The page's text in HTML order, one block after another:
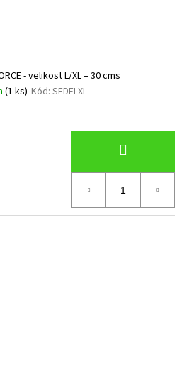
- velikost L/XL = 30 cms
(1 ks) Kód: SFDFLXL